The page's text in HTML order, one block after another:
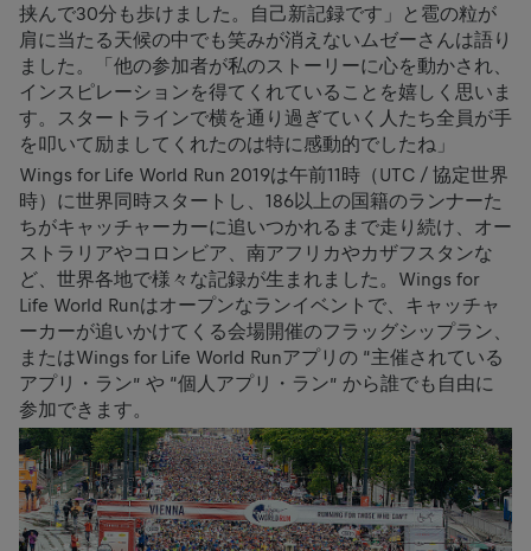
挟んで30分も歩けました。自己新記録です」と雹の粒が
肩に当たる天候の中でも笑みが消えないムゼーさんは語り
ました。「他の参加者が私のストーリーに心を動かされ、
インスピレーションを得てくれていることを嬉しく思いま
す。スタートラインで横を通り過ぎていく人たち全員が手
を叩いて励ましてくれたのは特に感動的でしたね」
Wings for Life World Run 2019は午前11時（UTC / 協定世界
時）に世界同時スタートし、186以上の国籍のランナーた
ちがキャッチャーカーに追いつかれるまで走り続け、オー
ストラリアやコロンビア、南アフリカやカザフスタンな
ど、世界各地で様々な記録が生まれました。Wings for
Life World Runはオープンなランイベントで、キャッチャ
ーカーが追いかけてくる会場開催のフラッグシップラン、
またはWings for Life World Runアプリの “主催されている
アプリ・ラン” や “個人アプリ・ラン” から誰でも自由に
参加できます。